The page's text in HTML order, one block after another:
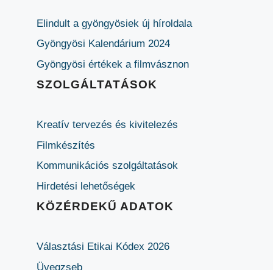
Elindult a gyöngyösiek új híroldala
Gyöngyösi Kalendárium 2024
Gyöngyösi értékek a filmvásznon
SZOLGÁLTATÁSOK
Kreatív tervezés és kivitelezés
Filmkészítés
Kommunikációs szolgáltatások
Hirdetési lehetőségek
KÖZÉRDEKŰ ADATOK
Választási Etikai Kódex 2026
Üvegzseb